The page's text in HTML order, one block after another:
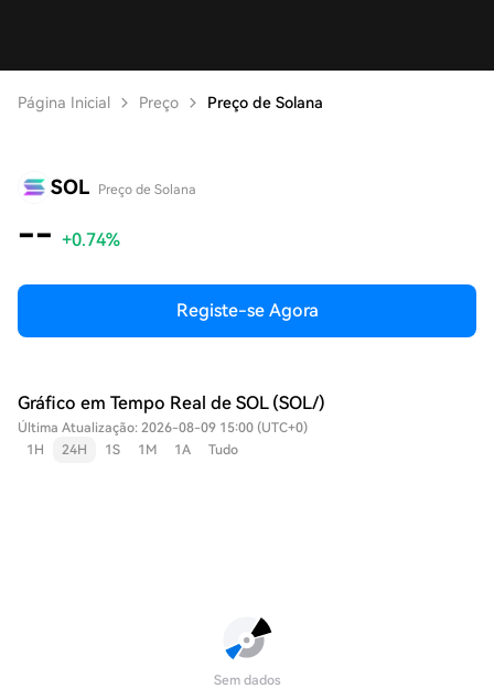
Página Inicial Preço Preço de Solana
SOL Preço de Solana
-- +0.74%
Registe-se Agora
Gráfico em Tempo Real de SOL (SOL/)
Última Atualização: 2026-08-09 15:00 (UTC+0)
1H
24H 1S 1M 1A Tudo
Sem dados